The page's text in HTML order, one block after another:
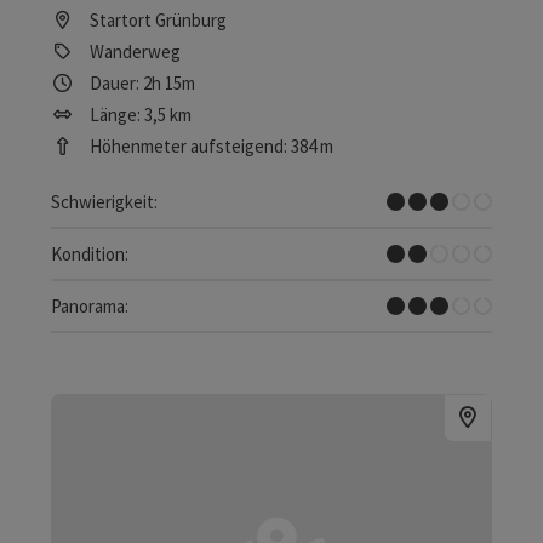
Startort Grünburg
Wanderweg
Dauer: 2h 15m
Länge: 3,5 km
Höhenmeter aufsteigend: 384 m
Schwierigkeit:
Mittel
Kondition:
Leicht
Panorama:
Einige Ausblicke